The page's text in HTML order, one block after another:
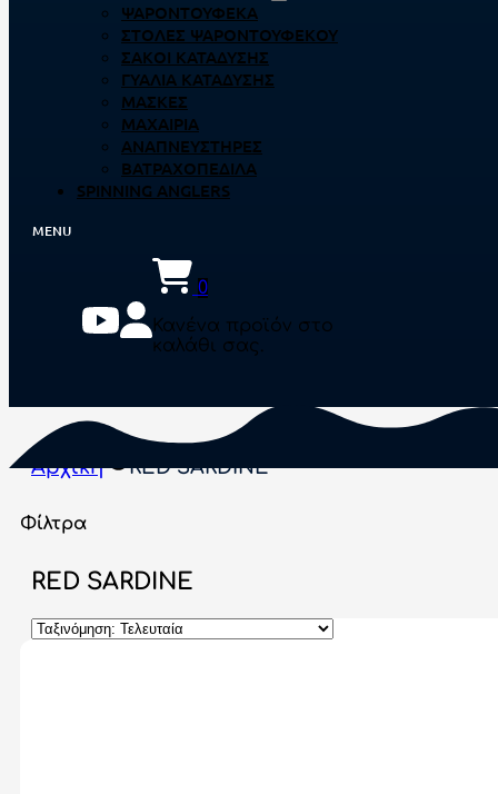
ΨΑΡΟΝΤΟΎΦΕΚΑ
ΣΤΟΛΈΣ ΨΑΡΟΝΤΟΎΦΕΚΟΥ
ΣΆΚΟΙ ΚΑΤΆΔΥΣΗΣ
ΓΥΑΛΙΆ ΚΑΤΆΔΥΣΗΣ
ΜΆΣΚΕΣ
ΜΑΧΑΊΡΙΑ
ΑΝΑΠΝΕΥΣΤΉΡΕΣ
ΒΑΤΡΑΧΟΠΈΔΙΛΑ
SPINNING ANGLERS
0
Κανένα προϊόν στο
καλάθι σας.
Αρχική RED SARDINE
Φίλτρα
RED SARDINE